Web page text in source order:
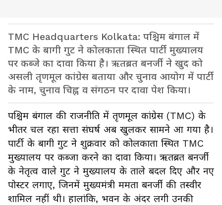
TMC Headquarters Kolkata: पश्चिम बंगाल में
TMC के बागी गुट ने कोलकाता स्थित पार्टी मुख्यालय
पर कब्जे का दावा किया है। ऋतब्रत बनर्जी ने खुद को
असली तृणमूल कांग्रेस बताया और चुनाव आयोग में पार्टी
के नाम, चुनाव चिह्न व संगठन पर दावा पेश किया।
पश्चिम बंगाल की राजनीति में तृणमूल कांग्रेस (TMC) के
भीतर चल रहा सत्ता संघर्ष अब खुलकर सामने आ गया है।
पार्टी के बागी गुट ने शुक्रवार को कोलकाता स्थित TMC
मुख्यालय पर कब्जा करने का दावा किया। ऋतब्रत बनर्जी
के नेतृत्व वाले गुट ने मुख्यालय के ताले बदल दिए और नए
पोस्टर लगाए, जिनमें मुख्यमंत्री ममता बनर्जी की तस्वीर
शामिल नहीं थी। हालांकि, भवन के अंदर लगी उनकी